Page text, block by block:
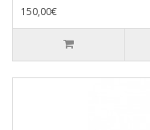
150,00€